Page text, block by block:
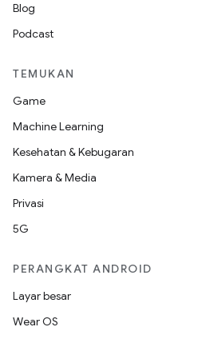
Blog
Podcast
TEMUKAN
Game
Machine Learning
Kesehatan & Kebugaran
Kamera & Media
Privasi
5G
PERANGKAT ANDROID
Layar besar
Wear OS